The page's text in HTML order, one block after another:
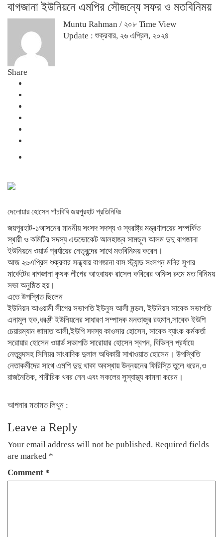
বাগজানা ইউনিয়নে এমপির সৌজন্যে সফর ও মতবিনিময়
Muntu Rahman / ২০৮ Time View
Update : শুক্রবার, ২৬ এপ্রিল, ২০২৪
Share
দেলোয়ার হোসেন পাঁচবিবি জয়পুরহাট প্রতিনিধিঃ
জয়পুরহাট-১আসনের মাননীয় সংসদ সদস্য ও স্বরাষ্ট্র মন্ত্রণালয়ের সম্পর্কিত
স্থায়ী ও কমিটির সদস্য এডভোকেট আলহাজ্ব সামছুল আলম দুদু বাগজানা
ইউনিয়নে ওয়ার্ড প্রর্যায়ের নেতৃবৃন্দের সাথে মতবিনিময় করেন।
আজ ২৬এপ্রিল শুক্রবার সন্ধ্যায় বাগজানা বাস স্ট্যান্ড সংলগ্ন মনির সুপার
মার্কেটের বাগজানা কৃষক লীগের আহবায়ক রাসেল কবিরের অফিস রুমে মত বিনিময়
সভা অনুষ্ঠিত হয়।
এতে উপস্থিত ছিলেন
ইউনিয়ন আওয়ামী লীগের সভাপতি ইউনুস আলী মন্ডল, ইউনিয়ন সাবেক সভাপতি
এনামুল হক,ধরঞ্জী ইউনিয়নের সাধারণ সম্পাদক মনতাজুর রহমান,সাবেক ইউপি
চেয়ারম্যান জামাত আলী,ইউপি সদস্য কাওসার হোসেন, সাবেক ব্যাংক কর্মকর্তা
সরোয়ার হোসেন ওয়ার্ড সভাপতি সারোয়ার হোসেন স্বপন, বিভিন্ন প্রর্যায়ে
নেতৃবৃন্দসহ সিনিয়র সাংবাদিক দুলাল অধিকারী সাখাওয়াত হোসেন। উপস্থিতি
নেতাকর্মীদের সাথে এমপি দুদু থাকা অবস্থায় উন্নয়নের ফিরিস্তি তুলে ধরেন,ও
রাজনৈতিক, শারীরিক খবর নেন এবং সকলের সুস্বাস্থ্য কামনা করেন।
আপনার মতামত লিখুন :
Leave a Reply
Your email address will not be published. Required fields
are marked *
Comment *